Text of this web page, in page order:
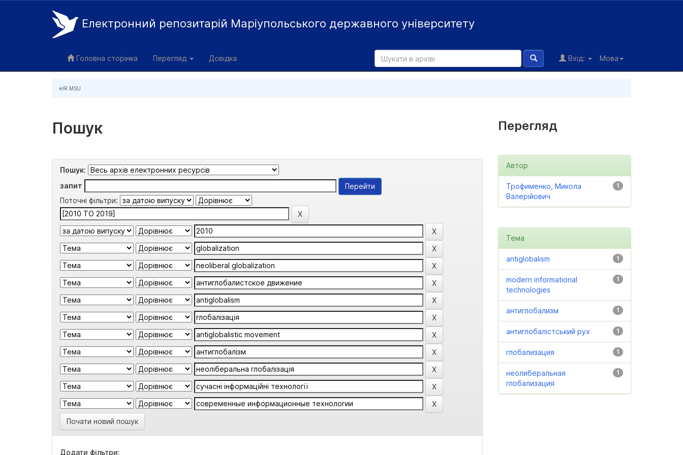
Електронний репозитарій Маріупольського державного університету
Головна сторінка Перегляд Довідка Мова
Вхід:
eIR MSU
Пошук
Пошук:
запит
Поточні фільтри:
Почати новий пошук
Додати фільтри:
Перегляд
Автор
1
Трофименко, Микола
Валерійович
Тема
1
antiglobalism
1
modern informational
technologies
1
антиглобализм
1
антиглобалістський рух
1
глобализация
1
неолиберальная
глобализация